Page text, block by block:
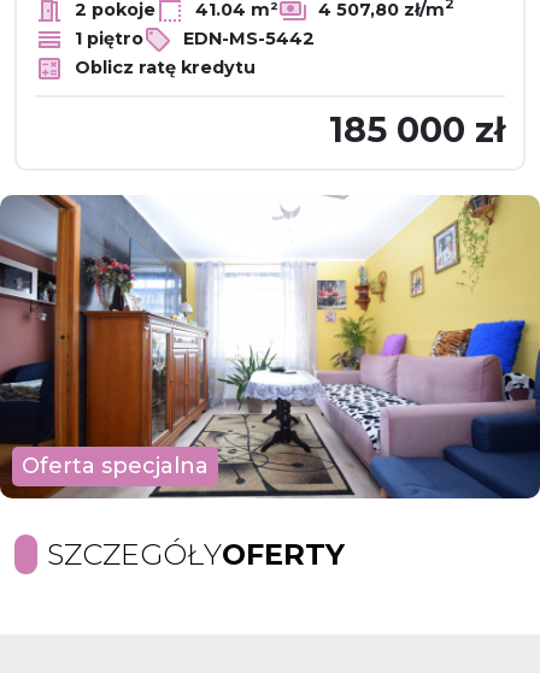
2 pokoje 41.04 m² 4 507,80 zł/m2
1 piętro
EDN-MS-5442
Oblicz ratę kredytu
185 000 zł
Oferta specjalna
SZCZEGÓŁYOFERTY